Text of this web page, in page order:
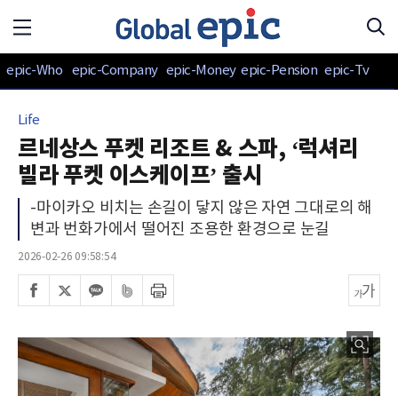
epic-Who epic-Company epic-Money epic-Pension epic-Tv
Life
르네상스 푸켓 리조트 & 스파, ‘럭셔리
빌라 푸켓 이스케이프’ 출시
-마이카오 비치는 손길이 닿지 않은 자연 그대로의 해
변과 번화가에서 떨어진 조용한 환경으로 눈길
2026-02-26 09:58:54